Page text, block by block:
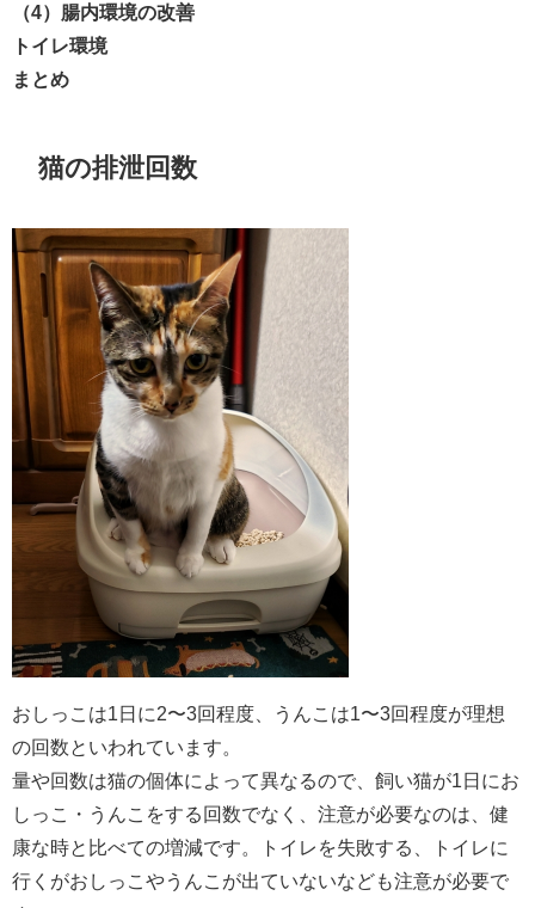
（4）腸内環境の改善
トイレ環境
まとめ
猫の排泄回数
おしっこは1日に2〜3回程度、うんこは1〜3回程度が理想
の回数といわれています。
量や回数は猫の個体によって異なるので、飼い猫が1日にお
しっこ・うんこをする回数でなく、注意が必要なのは、健
康な時と比べての増減です。トイレを失敗する、トイレに
行くがおしっこやうんこが出ていないなども注意が必要で